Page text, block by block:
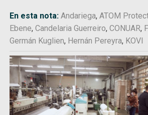
En esta nota:Andariega,ATOM
Ebene,Candelaria Guerreiro,CONUAR,
Germán Kuglien, Hernán Pereyra, KOVI